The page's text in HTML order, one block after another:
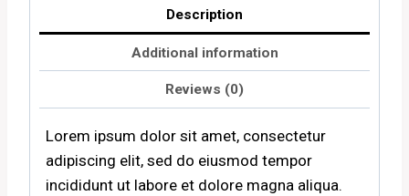
Description
Additional information
Reviews (0)
Lorem ipsum dolor sit amet, consectetur
adipiscing elit, sed do eiusmod tempor
incididunt ut labore et dolore magna aliqua.